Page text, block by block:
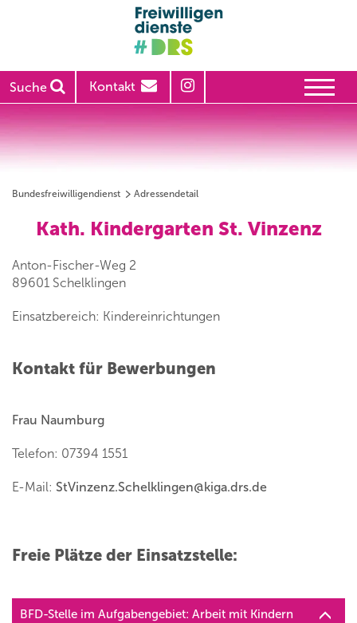
Suche Kontakt
Bundesfreiwilligendienst Adressendetail
Kath. Kindergarten St. Vinzenz
Anton-Fischer-Weg 2
89601 Schelklingen
Einsatzbereich: Kindereinrichtungen
Kontakt für Bewerbungen
Frau Naumburg
Telefon: 07394 1551
E-Mail: StVinzenz.Schelklingen@kiga.drs.de
Freie Plätze der Einsatzstelle:
BFD-Stelle im Aufgabengebiet: Arbeit mit Kindern